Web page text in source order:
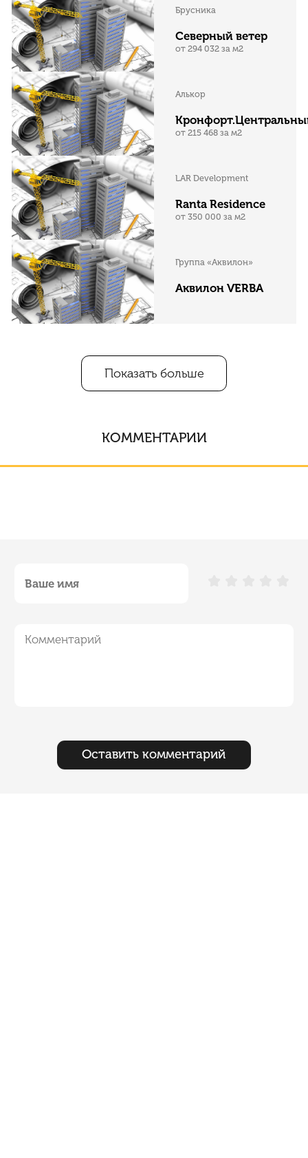
Брусника
Северный ветер
от 294 032 за м2
Алькор
от 215 468 за м2
LAR Development
Ranta Residence
от 350 000 за м2
Группа «Аквилон»
Аквилон VERBA
Показать больше
КОММЕНТАРИИ
Оставить комментарий